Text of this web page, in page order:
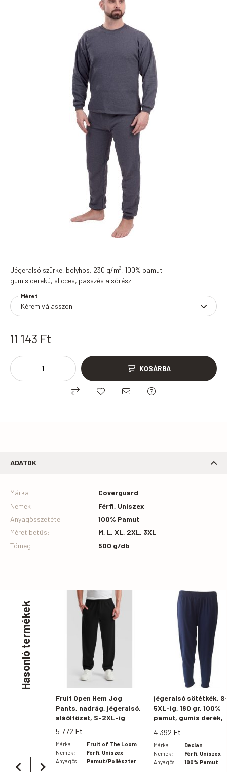
Jégeralsó szürke, bolyhos, 230 g/m², 100% pamut
gumis derekú, slicces, passzés alsórész
Méret
11 143 Ft
KOSÁRBA
ADATOK
Márka:
Coverguard
Nemek:
Férfi, Uniszex
Anyagösszetétel:
100% Pamut
Méret betűs:
M, L, XL, 2XL, 3XL
Tömeg:
500 g/db
Hasonló termékek
Fruit Open Hem Jog
Pants, nadrág, jégeralsó,
aláöltözet, S-2XL-ig
5 772 Ft
Márka:
Fruit of The Loom
Nemek:
Férfi, Uniszex
Anyagösszetétel:
Pamut/Poliészter
jégeralsó sötétkék,
5XL-ig, 160 gr, 100%
pamut, gumis derék,
4 392 Ft
Márka:
Declan
Nemek:
Férfi, Uniszex
Anyagösszetétel:
100% Pamut